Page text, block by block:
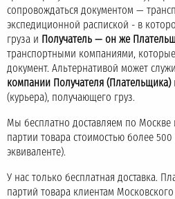
сопровождаться документом —
экспедиционной распиской - в
груза и Получатель — он же
транспортными компаниями,
документ. Альтернативой может
компании Получателя (Плательщика)
(курьера), получающего груз.
Мы бесплатно доставляем по
партии товара стоимостью более
эквиваленте).
У нас только бесплатная доставка.
партий товара клиентам